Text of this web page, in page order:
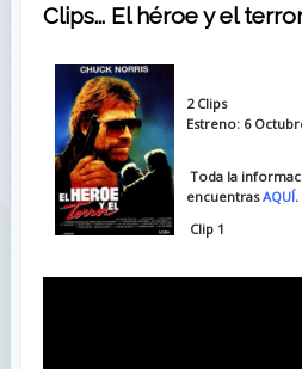
Clips... El héroe y el
2 Clips
Estreno: 6
Toda la
encuentrasAQUÍ.
Clip 1